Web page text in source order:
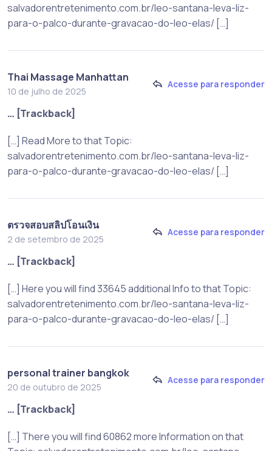
salvadorentretenimento.com.br/leo-santana-leva-liz-
para-o-palco-durante-gravacao-do-leo-elas/ […]
Thai Massage Manhattan
10 de julho de 2025
Acesse para responder
… [Trackback]
[…] Read More to that Topic:
salvadorentretenimento.com.br/leo-santana-leva-liz-
para-o-palco-durante-gravacao-do-leo-elas/ […]
ตรวจสอบสลิปโอนเงิน
2 de setembro de 2025
Acesse para responder
… [Trackback]
[…] Here you will find 33645 additional Info to that Topic:
salvadorentretenimento.com.br/leo-santana-leva-liz-
para-o-palco-durante-gravacao-do-leo-elas/ […]
personal trainer bangkok
20 de outubro de 2025
Acesse para responder
… [Trackback]
[…] There you will find 60862 more Information on that